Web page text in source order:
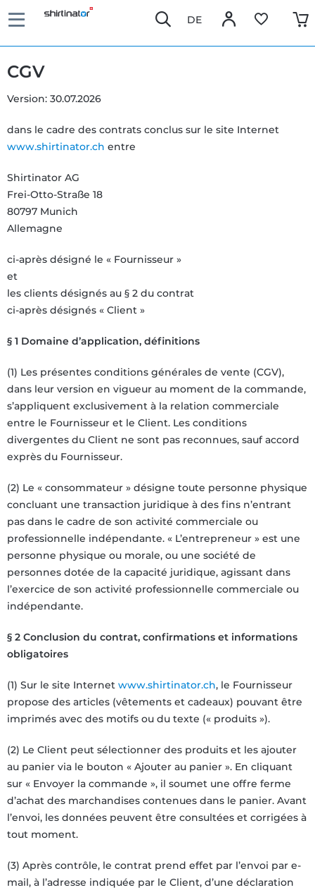
DE
CGV
Version: 30.07.2026
dans le cadre des contrats conclus sur le site Internet
www.shirtinator.ch entre
Shirtinator AG
Frei-Otto-Straße 18
80797 Munich
Allemagne
ci-après désigné le « Fournisseur »
et
les clients désignés au § 2 du contrat
ci-après désignés « Client »
§ 1 Domaine d’application, définitions
(1) Les présentes conditions générales de vente (CGV),
dans leur version en vigueur au moment de la commande,
s’appliquent exclusivement à la relation commerciale
entre le Fournisseur et le Client. Les conditions
divergentes du Client ne sont pas reconnues, sauf accord
exprès du Fournisseur.
(2) Le « consommateur » désigne toute personne physique
concluant une transaction juridique à des fins n’entrant
pas dans le cadre de son activité commerciale ou
professionnelle indépendante. « L’entrepreneur » est une
personne physique ou morale, ou une société de
personnes dotée de la capacité juridique, agissant dans
l’exercice de son activité professionnelle commerciale ou
indépendante.
§ 2 Conclusion du contrat, confirmations et informations
obligatoires
(1) Sur le site Internet www.shirtinator.ch, le Fournisseur
propose des articles (vêtements et cadeaux) pouvant être
imprimés avec des motifs ou du texte (« produits »).
(2) Le Client peut sélectionner des produits et les ajouter
au panier via le bouton « Ajouter au panier ». En cliquant
sur « Envoyer la commande », il soumet une offre ferme
d’achat des marchandises contenues dans le panier. Avant
l’envoi, les données peuvent être consultées et corrigées à
tout moment.
(3) Après contrôle, le contrat prend effet par l’envoi par e-
mail, à l’adresse indiquée par le Client, d’une déclaration